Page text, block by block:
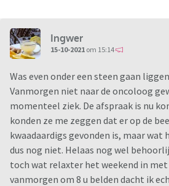
Ingwer
15-10-2021 om 15:14
Was even onder een steen gaan
Vanmorgen niet naar de oncoloog
momenteel ziek. De afspraak is nu
konden ze me zeggen dat er op de
kwaadaardigs gevonden is, maar wat
dus nog niet. Helaas nog wel
toch wat relaxter het weekend in
vanmorgen om 8 u belden dacht ik